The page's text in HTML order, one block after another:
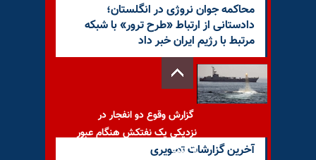
محاکمه جوان نروژی در انگلستان؛
دادستانی از ارتباط «طرح ترور» با شبکه
مرتبط با رژیم ایران خبر داد
گزارش وقوع دو انفجار در
نزدیکی یک نفتکش هنگام عبور
از تنگه
آخرین گزارشات تصویری